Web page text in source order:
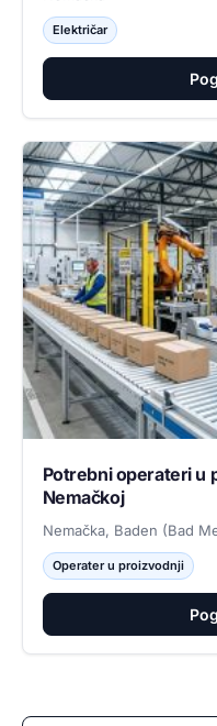
Električar
Potrebni operateri u
Nemačkoj
Nemačka, Baden (Bad
Operater u proizvodnji